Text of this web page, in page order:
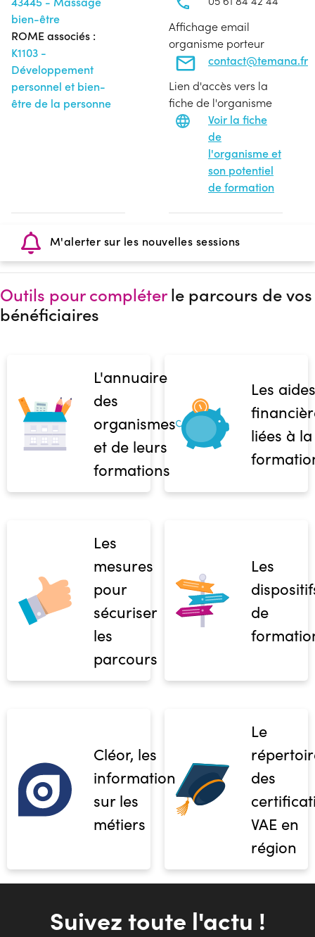
bien-être
ROME associés :
K1103 -
Développement
personnel et bien-
être de la personne
Affichage email
organisme porteur
contact@temana.fr
Lien d'accès vers la
fiche de l'organisme
Voir la fiche
de
l'organisme et
son potentiel
de formation
M'alerter sur les nouvelles sessions
Outils pour compléterle parcours de vos
bénéficiaires
L'annuaire
des
organismes
et de leurs
formations
Les aides
liées à la
Les
mesures
pour
sécuriser
les
parcours
Les
de
Cléor, les
informations
sur les
métiers
Le
des
VAE en
région
Suivez toute l'actu !